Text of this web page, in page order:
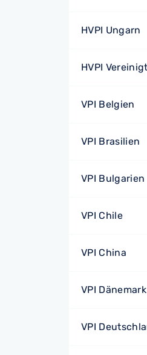
HVPI Ungarn
HVPI
VPI Belgien
VPI Brasilien
VPI Bulgarien
VPI Chile
VPI China
VPI Dänemark
VPI